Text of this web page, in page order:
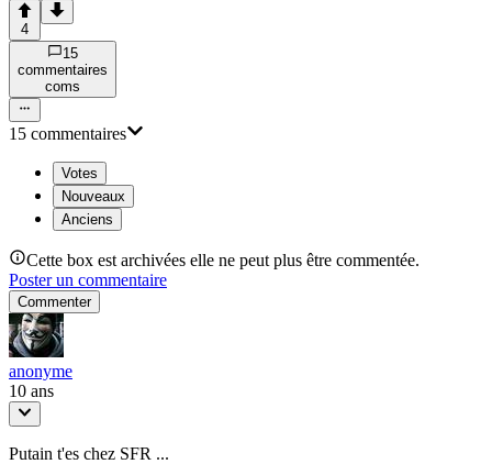
4
15
commentaires
coms
15 commentaires
Votes
Nouveaux
Anciens
Cette box est archivées elle ne peut plus être commentée.
Poster un commentaire
Commenter
anonyme
10 ans
Putain t'es chez SFR ...